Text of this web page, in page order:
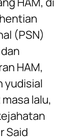
(PSN)
HAM,
yudisial
lalu,
Said